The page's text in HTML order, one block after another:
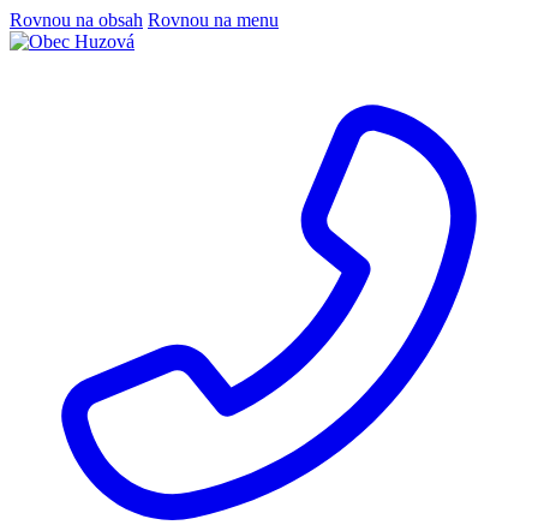
Rovnou na obsah Rovnou na menu